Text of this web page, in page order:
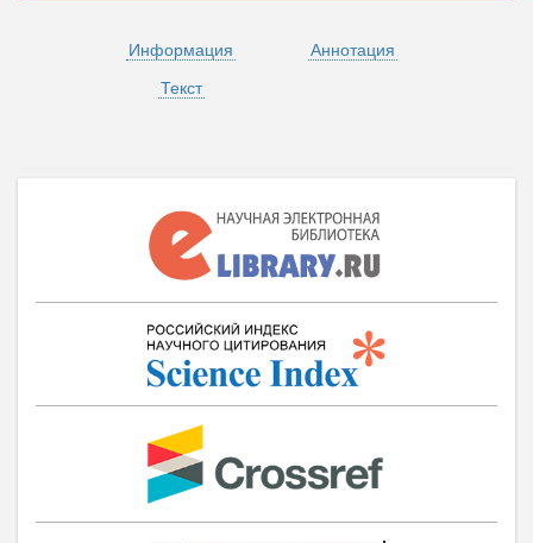
Информация
Аннотация
Текст